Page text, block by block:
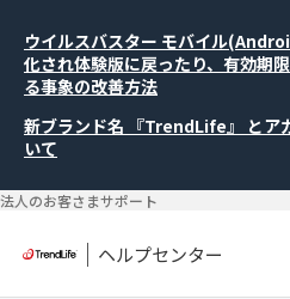
ウイルスバスター モバイル
化され体験版に戻ったり、有効期
る事象の改善方法
新ブランド名 『TrendLife』 とア
いて
法人のお客さまサポート
ヘルプセンター